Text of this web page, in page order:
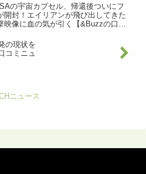
の宇宙カプセル、帰還後ついにフ
開封！エイリアンが飛び出してきた
映像に血の気が引く【&Buzzの口コ
の現状を
コミニュ
ニュース